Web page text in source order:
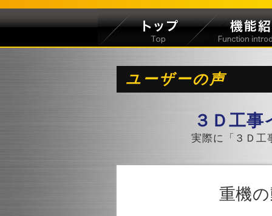
ユーザーの声
３Ｄ工
実際に「３Ｄ工
重機